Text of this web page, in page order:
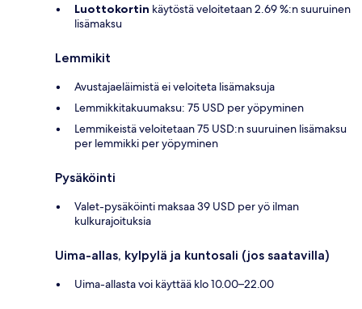
Luottokortin käytöstä veloitetaan 2.69 %:n suuruinen
lisämaksu
Lemmikit
Avustajaeläimistä ei veloiteta lisämaksuja
Lemmikkitakuumaksu: 75 USD per yöpyminen
Lemmikeistä veloitetaan 75 USD:n suuruinen lisämaksu
per lemmikki per yöpyminen
Pysäköinti
Valet-pysäköinti maksaa 39 USD per yö ilman
kulkurajoituksia
Uima-allas, kylpylä ja kuntosali (jos saatavilla)
Uima-allasta voi käyttää klo 10.00–22.00